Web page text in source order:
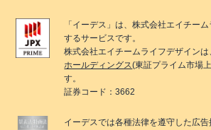
「 イーデス 」は、株式会社エイチー
するサービスです。
株式会社エイチームライフデザインは
ホールディングス(東証プライム市場
す。
証券コード：3662
イーデスでは各種法律を遵守した広告